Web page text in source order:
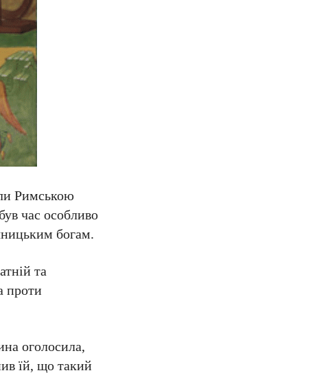
Римською
час особливо
богам.
та
проти
оголосила,
їй, що такий